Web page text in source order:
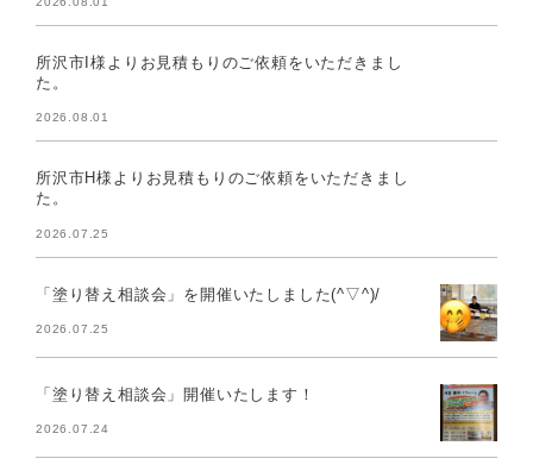
所沢市I様よりお見積もりのご依頼をいただきまし
た。
2026.08.01
所沢市H様よりお見積もりのご依頼をいただきまし
た。
2026.07.25
「塗り替え相談会」を開催いたしました(^▽^)/
2026.07.25
「塗り替え相談会」開催いたします！
2026.07.24